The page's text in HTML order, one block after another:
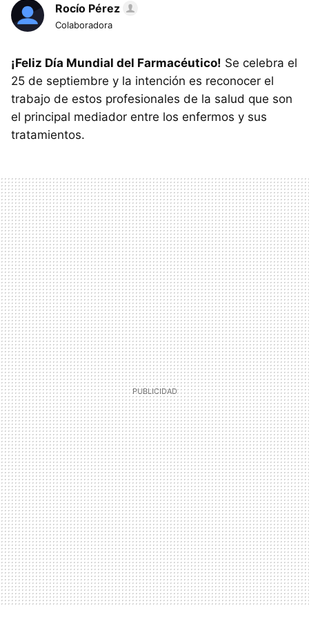
Rocío Pérez
Colaboradora
¡Feliz Día Mundial del Farmacéutico! Se celebra el
25 de septiembre y la intención es reconocer el
trabajo de estos profesionales de la salud que son
el principal mediador entre los enfermos y sus
tratamientos.